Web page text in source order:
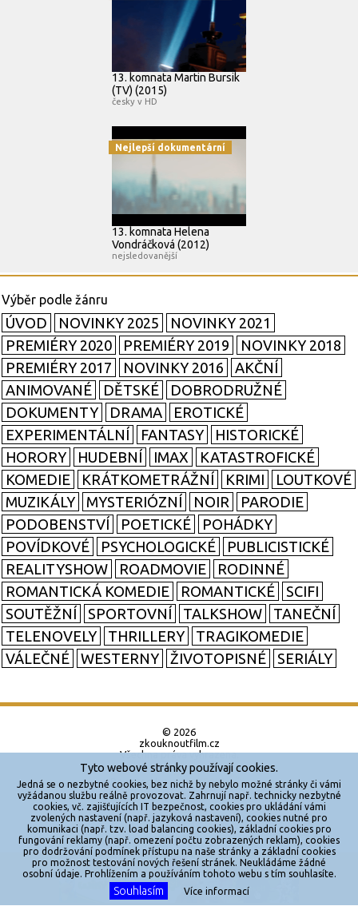
X
13. komnata Martin Bursik
(TV) (2015)
česky v HD
Nejlepší dokumentární
13. komnata Helena
Vondráčková (2012)
nejsledovanější
ÚVOD NOVINKY 2025
NOVINKY 2021
PREMIÉRY 2020
PREMIÉRY 2019
NOVINKY 2018
PREMIÉRY 2017
NOVINKY 2016
AKČNÍ
ANIMOVANÉ
DĚTSKÉ
DOBRODRUŽNÉ
DOKUMENTY
DRAMA
EROTICKÉ
EXPERIMENTÁLNÍ
FANTASY
HISTORICKÉ
HORORY
HUDEBNÍ IMAX
KATASTROFICKÉ
KOMEDIE
KRÁTKOMETRÁŽNÍ KRIMI
LOUTKOVÉ
MUZIKÁLY
MYSTERIÓZNÍ NOIR
PARODIE
PODOBENSTVÍ
POETICKÉ
POHÁDKY
POVÍDKOVÉ
PSYCHOLOGICKÉ
PUBLICISTICKÉ
REALITYSHOW
ROADMOVIE
RODINNÉ
ROMANTICKÁ KOMEDIE
ROMANTICKÉ
SCIFI
SOUTĚŽNÍ
SPORTOVNÍ TALKSHOW
TANEČNÍ
TELENOVELY
THRILLERY
TRAGIKOMEDIE
VÁLEČNÉ
WESTERNY ŽIVOTOPISNÉ SERIÁLY
© 2026
zkouknoutfilm.cz
Všechna práva vyhrazena.
Powered by
Reklama
Sítě
Redakce
Jakékoliv užití obsahu je bez souhlasu provozovatele zakázáno.
Tyto webové stránky používají cookies.
Jedná se o nezbytné cookies, bez nichž by nebylo možné stránky či vámi
vyžádanou službu reálně provozovat. Zahrnují např. technicky nezbytné
cookies, vč. zajišťujících IT bezpečnost, cookies pro ukládání vámi
zvolených nastavení (např. jazyková nastavení), cookies nutné pro
komunikaci (např. tzv. load balancing cookies), základní cookies pro
fungování reklamy (např. omezení počtu zobrazených reklam), cookies
pro dodržování podmínek přístupu na naše stránky a základní cookies
pro možnost testování nových řešení stránek. Neukládáme žádné
osobní údaje. Prohlížením a používáním tohoto webu s tím souhlasíte.
Souhlasím Více informací